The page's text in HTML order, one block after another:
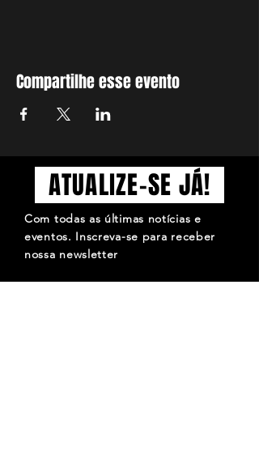
Compartilhe esse evento
Com todas as últimas notícias e
eventos. Inscreva-se para receber
nossa newsletter
ATUALIZE-SE JÁ!